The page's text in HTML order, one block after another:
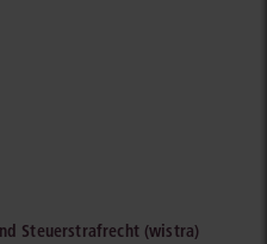
Steuerstrafrecht (wistra)